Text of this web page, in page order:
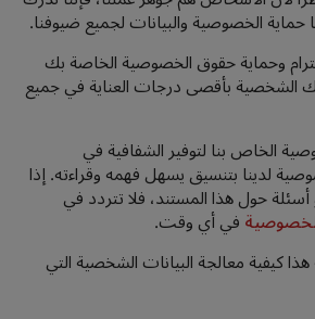
حماية الخصوصية والبيانات لجميع ضيوفنا.
وحماية حقوق الخصوصية الخاصة بك
الشخصية بأقصى درجات العناية في جميع
الخاص بنا لتوفير الشفافية في
لدينا بتنسيق يسهل فهمه وقراءته. إذا
حول هذا المستند، فلا تتردد في
في أي وقت.
كيفية معالجة البيانات الشخصية التي